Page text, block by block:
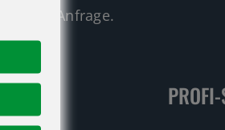
eine Anfrage.